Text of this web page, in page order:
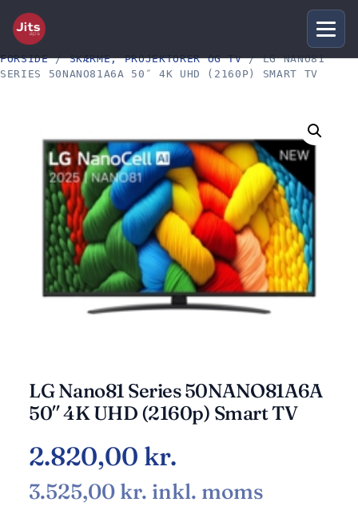
FORSIDE/SKÆRME, PROJEKTORER OG TV/ LG NANO81
SERIES 50NANO81A6A 50″ 4K UHD (2160P) SMART TV
LG Nano81 Series 50NANO81A6A
50″ 4K UHD (2160p) Smart TV
2.820,00 kr.
3.525,00 kr. inkl. moms